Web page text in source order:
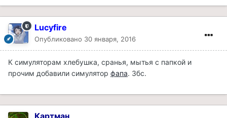
Lucyfire
Опубликовано 30 января, 2016
К симуляторам хлебушка, сранья, мытья с папкой и
прочим добавили симулятор фапа. Збс.